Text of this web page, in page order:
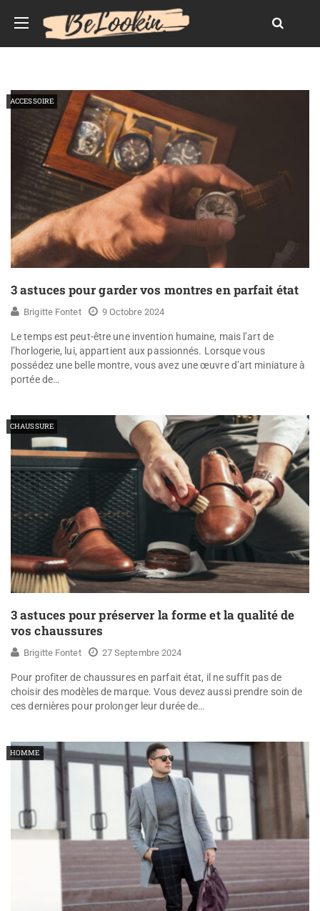
ACCESSOIRE
3 astuces pour garder vos montres en parfait état
Brigitte Fontet 9 Octobre 2024
Le temps est peut-être une invention humaine, mais l’art de
l’horlogerie, lui, appartient aux passionnés. Lorsque vous
possédez une belle montre, vous avez une œuvre d’art miniature à
portée de…
CHAUSSURE
3 astuces pour préserver la forme et la qualité de
vos chaussures
Brigitte Fontet 27 Septembre 2024
Pour profiter de chaussures en parfait état, il ne suffit pas de
choisir des modèles de marque. Vous devez aussi prendre soin de
ces dernières pour prolonger leur durée de…
HOMME